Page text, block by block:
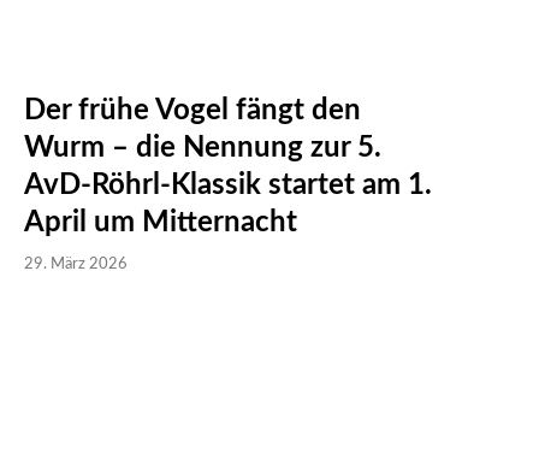
Der frühe Vogel fängt den
Wurm – die Nennung zur 5.
AvD-Röhrl-Klassik startet am 1.
April um Mitternacht
29. März 2026